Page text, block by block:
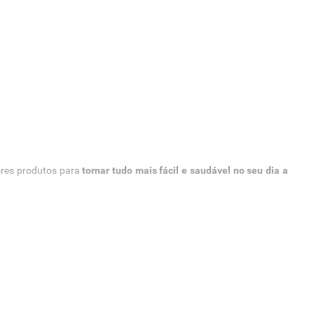
produtos paratornar tudo mais fácil e saudável no seu dia a